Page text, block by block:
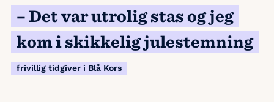
– Det var utrolig stas og jeg
kom i skikkelig julestemning
frivillig tidgiver i Blå Kors